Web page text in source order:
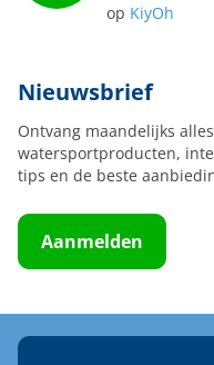
op KiyOh
Nieuwsbrief
Ontvang maandelijks
watersportproducten,
tips en de beste
Aanmelden